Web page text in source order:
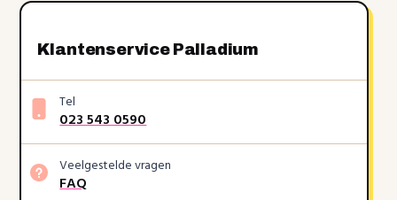
Klantenservice Palladium
Tel
023 543 0590
Veelgestelde vragen
FAQ